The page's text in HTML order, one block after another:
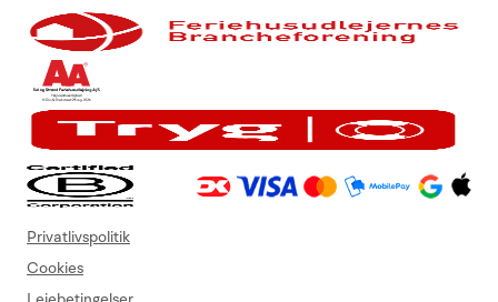
Privatlivspolitik
Cookies